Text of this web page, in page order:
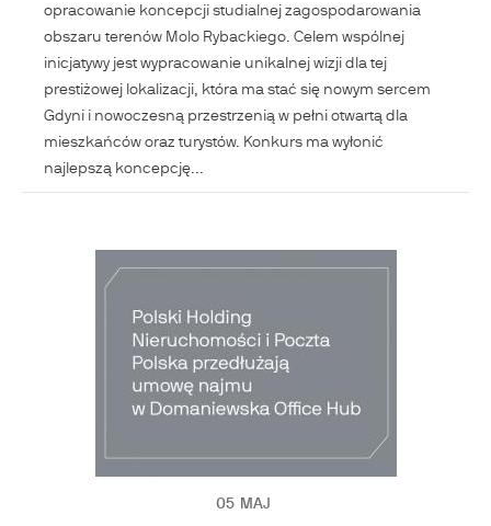
opracowanie koncepcji studialnej zagospodarowania
obszaru terenów Molo Rybackiego. Celem wspólnej
inicjatywy jest wypracowanie unikalnej wizji dla tej
prestiżowej lokalizacji, która ma stać się nowym sercem
Gdyni i nowoczesną przestrzenią w pełni otwartą dla
mieszkańców oraz turystów. Konkurs ma wyłonić
najlepszą koncepcję...
05 MAJ